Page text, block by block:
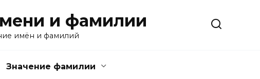
и фамилии
имён и фамилий
Значение фамилии